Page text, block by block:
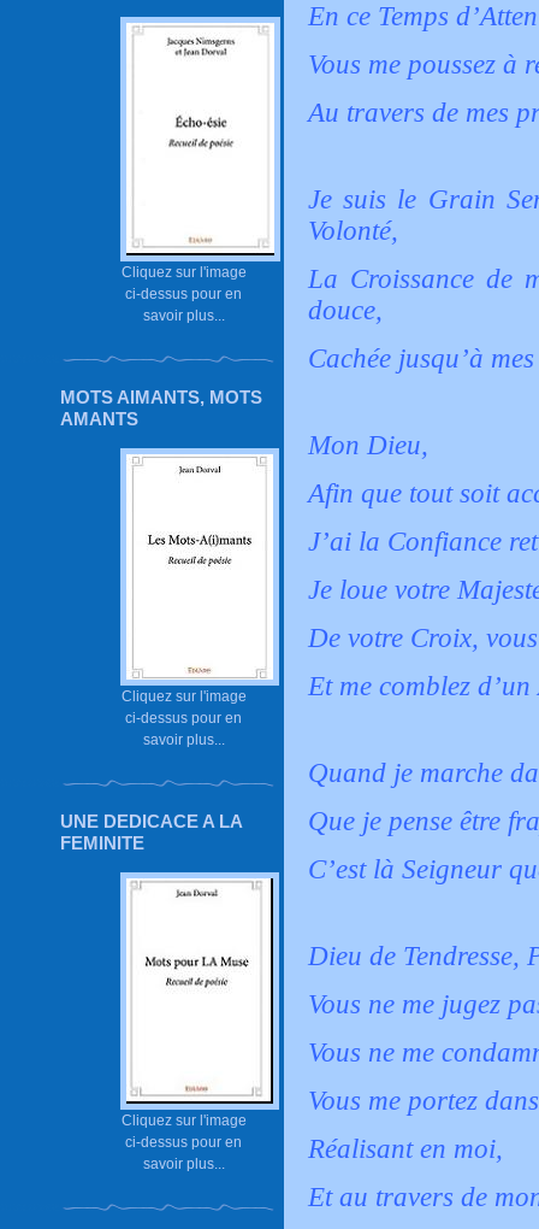
Cliquez sur l'image
ci-dessus pour en
savoir plus...
MOTS AIMANTS, MOTS
AMANTS
Cliquez sur l'image
ci-dessus pour en
savoir plus...
UNE DEDICACE A LA
FEMINITE
Cliquez sur l'image
ci-dessus pour en
savoir plus...
En ce Temps
Vous me poussez à
Au travers de mes
Je suis le Grain
Volonté,
La Croissance de
douce,
Cachée jusqu’à
Mon Dieu,
Afin que tout soit
J’ai la Confiance
Je loue votre
De votre Croix,
Et me comblez
Quand je marche
Que je pense être
C’est là Seigneur
Dieu de Tendresse,
Vous ne me jugez
Vous ne me
Vous me portez
Réalisant en moi,
Et au travers de